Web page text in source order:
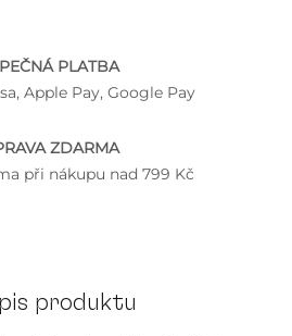
PLATBA
Apple Pay, Google Pay
ZDARMA
při nákupu nad 799 Kč
produktu